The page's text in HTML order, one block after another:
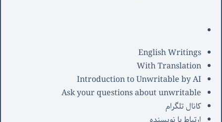
English Writings
With Translation
Introduction to Unwritable by AI
Ask your questions about unwritable
کانال تلگرام